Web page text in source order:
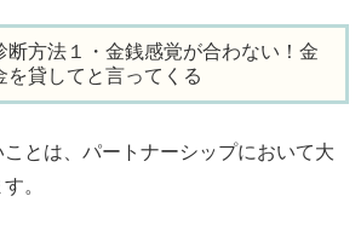
断方法１・金銭感覚が合わない！金
を貸してと言ってくる
とは、パートナーシップにおいて大
。